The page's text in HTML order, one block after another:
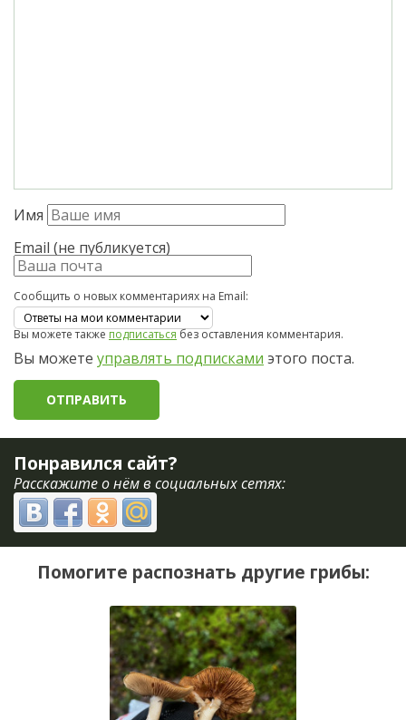
Имя
Email (не публикуется)
Сообщить о новых комментариях на Email:
Вы можете такжеподписатьсябез оставления комментария.
Вы можете управлять подписками этого поста.
Понравился сайт?
Расскажите о нём в социальных сетях:
Помогите распознать другие грибы: